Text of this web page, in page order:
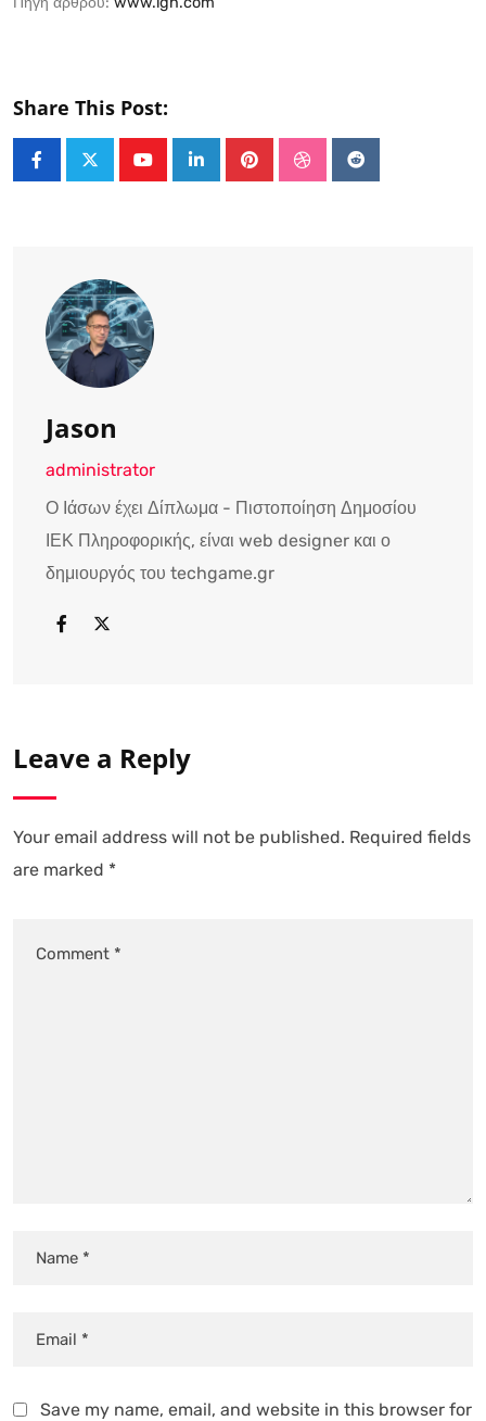
Share This Post:
YoutubeLinkedInPinterestStumbleUpon
Reddit
Jason
administrator
Ο Ιάσων έχει Δίπλωμα - Πιστοποίηση Δημοσίου
ΙΕΚ Πληροφορικής, είναι web designer και ο
δημιουργός του techgame.gr
Leave a Reply
Your email address will not be published. Required fields
are marked *
Save my name, email, and website in this browser for